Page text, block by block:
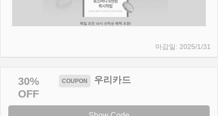
2025/1/31
30%
OFF
우리카드